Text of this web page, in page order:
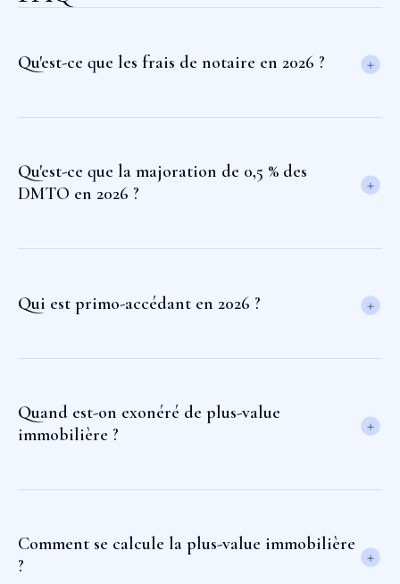
Qu'est-ce que les frais de notaire en 2026 ?
Qu'est-ce que la majoration de 0,5 % des
DMTO en 2026 ?
Qui est primo-accédant en 2026 ?
Quand est-on exonéré de plus-value
immobilière ?
Comment se calcule la plus-value immobilière
?